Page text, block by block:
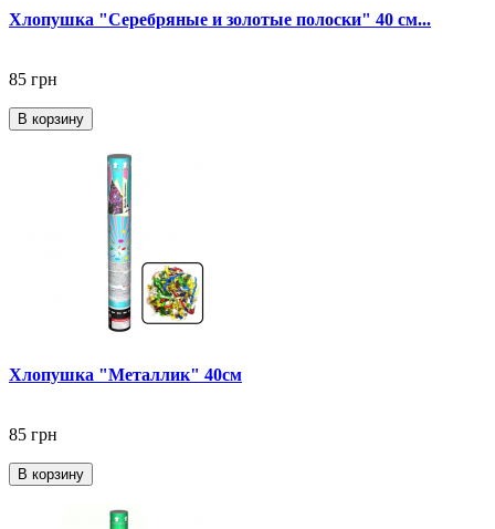
Хлопушка "Серебряные и золотые полоски" 40 см...
85 грн
В корзину
Хлопушка "Металлик" 40см
85 грн
В корзину